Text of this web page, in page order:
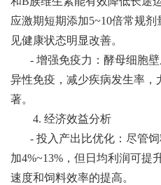
应激期短期添加5~10倍常规
见健康状态明显改善。
- 增强免疫力：酵母细胞
异性免疫，减少疾病发生率，
著。
4. 经济效益分析
- 投入产出比优化：尽管
加4%~13%，但日均利润可提
速度和饲料效率的提高。